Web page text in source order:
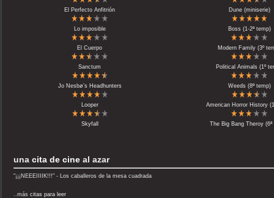
El Perfecto Anfitrión
Lo imposible
El Cuerpo
Sanctum
Jo Nesbø’s Headhunters
Looper
Skyfall
Dune (miniserie)
Boss (1-2ª temp)
Modern Family (3º
Political Animals (1º
Weeds (8ª temp)
American Horror History
The Big Bang Theroy (6ª
una cita de cineal azar
"¡¡¡NEEEIIIIK!!!" - Los caballeros de la mesa cuadrada
..más citas para leer